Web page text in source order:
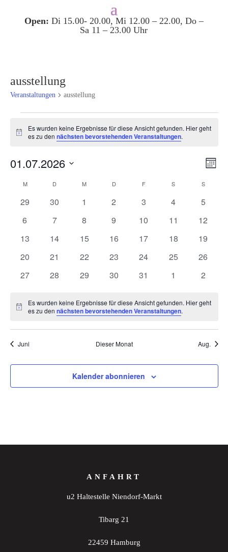
Open: Di 15.00- 20.00, Mi 12.00 – 22.00, Do –
Sa 11 – 23.00 Uhr
ausstellung
Veranstaltungen ausstellung
Hinweis
Es wurden keine Ergebnisse für diese Ansicht gefunden. Hier geht
es zu dennächsten bevorstehenden Veranstaltungen.
Monat
01.07.2026
wählen.
Kalender
von
MMONTAG D DIENSTAGM MITTWOCH
DDONNERSTAG
FFREITAG S SAMSTAGS
0
29
0
30
0
1
0
2
0
3
0
4
0
5
0
6
0
7
0
8
0
9
0
10
0
11
0
12
0
13
0
14
0
15
0
16
0
17
0
18
0
19
0
20
0
21
0
22
0
23
0
24
0
25
0
26
0
27
0
28
0
29
0
30
0
31
0
1
0
2
Hinweis
Es wurden keine Ergebnisse für diese Ansicht gefunden. Hier geht
es zu dennächsten bevorstehenden Veranstaltungen.
Juni Dieser Monat Aug.
Kalender abonnieren
ANFAHRT
u2 Haltestelle Niendorf-Markt
Tibarg 21
22459 Hamburg